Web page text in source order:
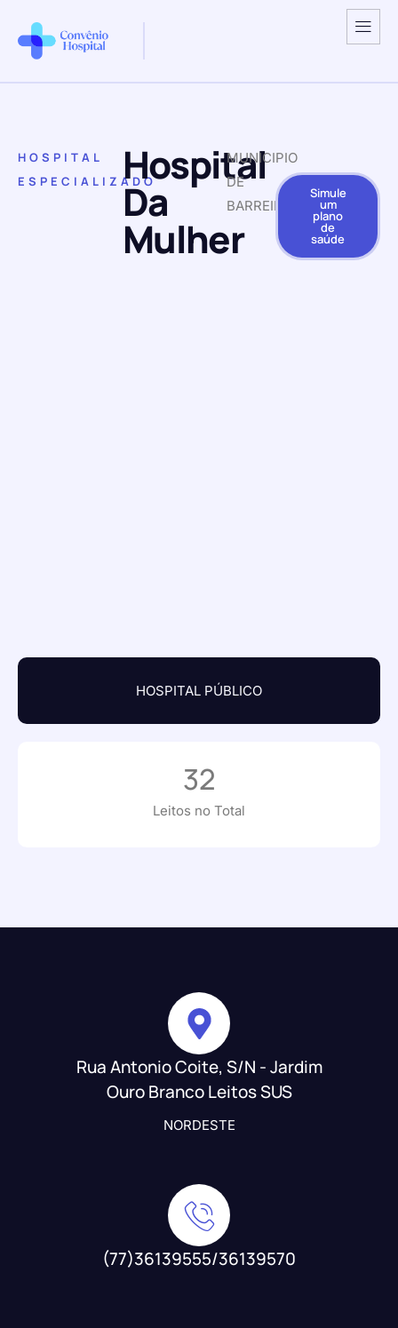
HOSPITAL
ESPECIALIZADOHospital
Da
Mulher
MUNICIPIO
DE
BARREIRAS
Simule
um
plano
de
saúde
HOSPITAL PÚBLICO
Leitos no Total
32
Rua Antonio Coite, S/N - Jardim
Ouro Branco Leitos SUS
NORDESTE
(77)36139555/36139570